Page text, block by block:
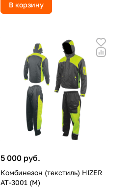
В корзину
5 000 руб.
Комбинезон (текстиль) HIZER
AT-3001 (M)